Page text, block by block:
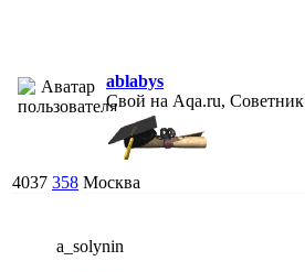
ablabys
Свой на Aqa.ru, Советник
4037 358 Москва
a_solynin